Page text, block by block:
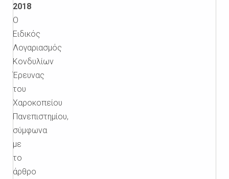
2018
Ο
Ειδικός
Λογαριασμός
Κονδυλίων
Έρευνας
του
Χαροκοπείου
Πανεπιστημίου,
σύμφωνα
με
το
άρθρο